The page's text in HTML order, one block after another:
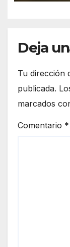
Deja
Tu dirección
publicada.
marcados
Comentario *